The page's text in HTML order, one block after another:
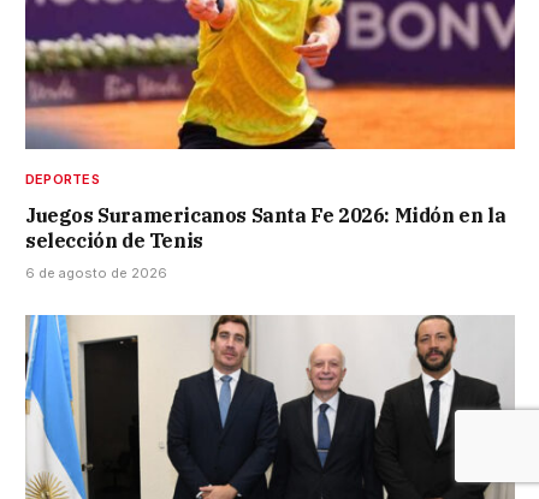
DEPORTES
Juegos Suramericanos Santa Fe 2026: Midón en la
selección de Tenis
6 de agosto de 2026